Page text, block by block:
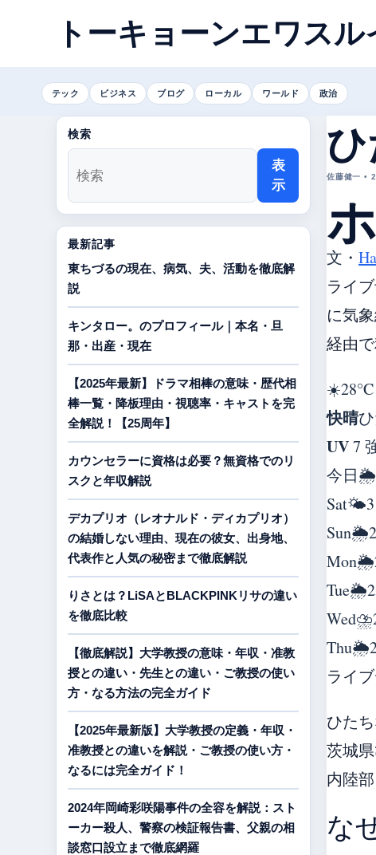
トーキョーンエワスル
テック ビジネス ブログ ローカル ワールド 政治
佐藤健一 •
ホ
文・
ライ
に気
経由
☀️28°C
快晴
UV7
今日🌦️
Sat🌤️
Sun🌦️
Mon🌦️
Tue🌦️
Wed⛈️
Thu🌦️
ライ
ひた
茨城
内陸
な
検索
表
示
最新記事
東ちづるの現在、病気、夫、活動を徹底解
説
キンタロー。のプロフィール｜本名・旦
那・出産・現在
【2025年最新】ドラマ相棒の意味・歴代相
棒一覧・降板理由・視聴率・キャストを完
全解説！【25周年】
カウンセラーに資格は必要？無資格でのリ
スクと年収解説
デカプリオ（レオナルド・ディカプリオ）
の結婚しない理由、現在の彼女、出身地、
代表作と人気の秘密まで徹底解説
りさとは？LiSAとBLACKPINKリサの違い
を徹底比較
【徹底解説】大学教授の意味・年収・准教
授との違い・先生との違い・ご教授の使い
方・なる方法の完全ガイド
【2025年最新版】大学教授の定義・年収・
准教授との違いを解説・ご教授の使い方・
なるには完全ガイド！
2024年岡崎彩咲陽事件の全容を解説：スト
ーカー殺人、警察の検証報告書、父親の相
談窓口設立まで徹底網羅